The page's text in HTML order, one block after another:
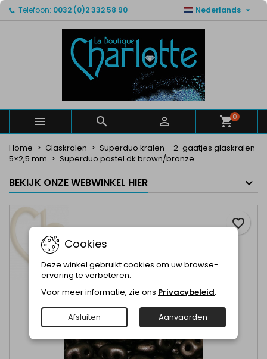
Telefoon: 0032 (0)2 332 58 90 Nederlands 
   0
Home Glaskralen
Superduo kralen – 2-gaatjes glaskralen
5×2,5 mm
Superduo pastel dk brown/bronze
BEKIJK ONZE WEBWINKEL HIER
favorite_border
Mijn verlanglijsten ×
Maak een lijst
Maak een verlanglijst ×
Verlanglijst naam
Annuleren Maak een verlanglijst
Inloggen ×
U moet ingelogd zijn om producten in uw verlanglijst
Annuleren Inloggen
Cookies
Deze winkel gebruikt cookies om uw browse-
ervaring te verbeteren.
Voor meer informatie, zie ons Privacybeleid.
Afsluiten Aanvaarden